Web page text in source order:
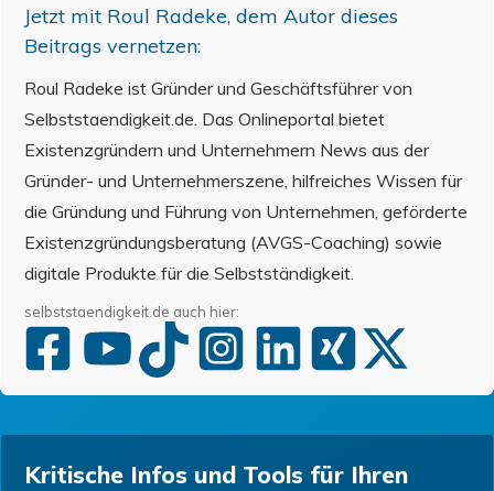
Jetzt mit Roul Radeke, dem Autor dieses
Beitrags vernetzen:
Roul Radeke ist Gründer und Geschäftsführer von
Selbststaendigkeit.de. Das Onlineportal bietet
Existenzgründern und Unternehmern News aus der
Gründer- und Unternehmerszene, hilfreiches Wissen für
die Gründung und Führung von Unternehmen, geförderte
Existenzgründungsberatung (AVGS-Coaching) sowie
digitale Produkte für die Selbstständigkeit.
selbststaendigkeit.de auch hier:
Kritische Infos und Tools für Ihren